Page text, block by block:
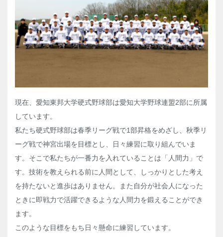
現在、愛知東邦大学硬式野球部は愛知大学野球連盟2部に所属
しています。
私たち硬式野球部は春季リーグ戦で1部昇格をめざし、秋季リ
ーグ戦で神宮出場を目標とし、日々練習に取り組んでいま
す。そこで私たちが一番力を入れていることは「人間力」で
す。技術を教えられる前に人間として、しっかりとした考え
を持たないと進歩はありません。また自分が社会人になった
ときに即戦力で活躍できるような人間力を鍛えることができ
ます。
このような目標をもち日々懸命に練習しています。